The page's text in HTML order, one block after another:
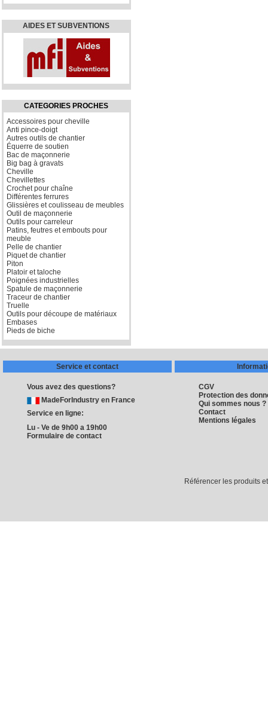
AIDES ET SUBVENTIONS
CATEGORIES PROCHES
Accessoires pour cheville
Anti pince-doigt
Autres outils de chantier
Équerre de soutien
Bac de maçonnerie
Big bag à gravats
Cheville
Chevillettes
Crochet pour chaîne
Différentes ferrures
Glissières et coulisseau de meubles
Outil de maçonnerie
Outils pour carreleur
Patins, feutres et embouts pour
meuble
Pelle de chantier
Piquet de chantier
Piton
Platoir et taloche
Poignées industrielles
Spatule de maçonnerie
Traceur de chantier
Truelle
Outils pour découpe de matériaux
Embases
Pieds de biche
Service et contact
Vous avez des questions?
MadeForIndustry en France
Service en ligne:
Lu - Ve de 9h00 a 19h00
Formulaire de contact
CGV
Protection des
Qui sommes nous ?
Contact
Mentions légales
Référencer les produits